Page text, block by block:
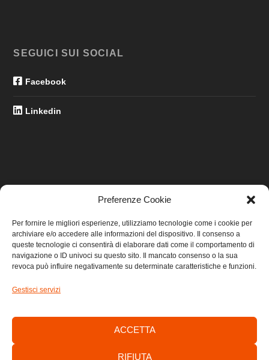
Preferenze Cookie
Per fornire le migliori esperienze, utilizziamo tecnologie come i cookie per
archiviare e/o accedere alle informazioni del dispositivo. Il consenso a
queste tecnologie ci consentirà di elaborare dati come il comportamento di
navigazione o ID univoci su questo sito. Il mancato consenso o la sua
revoca può influire negativamente su determinate caratteristiche e funzioni.
Gestisci servizi
ACCETTA
RIFIUTA
SEGUICI SUI SOCIAL
Facebook
Linkedin
Home
Privacy